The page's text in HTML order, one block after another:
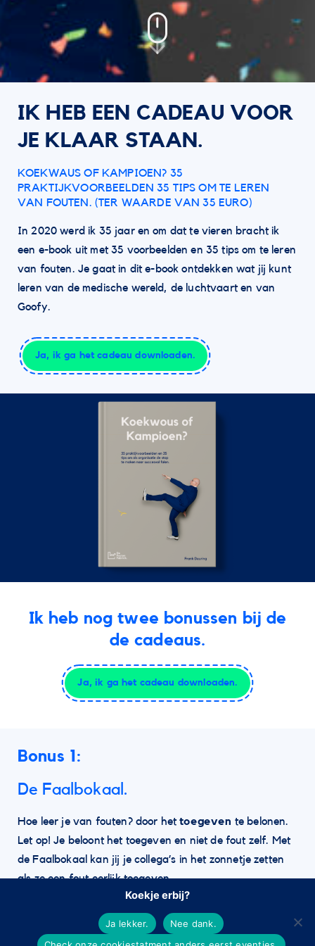
IK HEB EEN CADEAU VOOR
JE KLAAR STAAN.
KOEKWAUS OF KAMPIOEN? 35
PRAKTIJKVOORBEELDEN 35 TIPS OM TE LEREN
VAN FOUTEN. (TER WAARDE VAN 35 EURO)
In 2020 werd ik 35 jaar en om dat te vieren bracht ik
een e-book uit met 35 voorbeelden en 35 tips om te leren
van fouten. Je gaat in dit e-book ontdekken wat jij kunt
leren van de medische wereld, de luchtvaart en van
Goofy.
Ja, ik ga het cadeau downloaden.
Ik heb nog twee bonussen bij de
de cadeaus.
Ja, ik ga het cadeau downloaden.
Bonus 1:
De Faalbokaal.
Hoe leer je van fouten? door hettoegeven te belonen.
Let op! Je beloont het toegeven en niet de fout zelf. Met
de Faalbokaal kan jij je collega’s in het zonnetje zetten
als ze een fout eerlijk toegeven.
Dit is een leuk & luchtig document in de vorm van een
PDF. Stuur deze PDF naar een collega als die een fout
Koekje erbij?
Ja lekker.
Nee dank.